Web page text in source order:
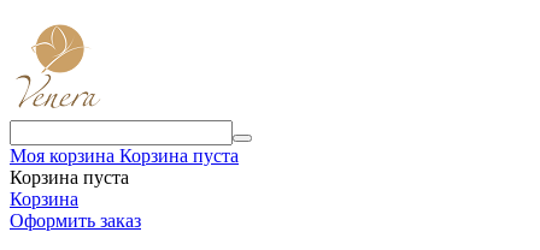
Моя корзина Корзина пуста
Корзина пуста
Корзина
Оформить заказ